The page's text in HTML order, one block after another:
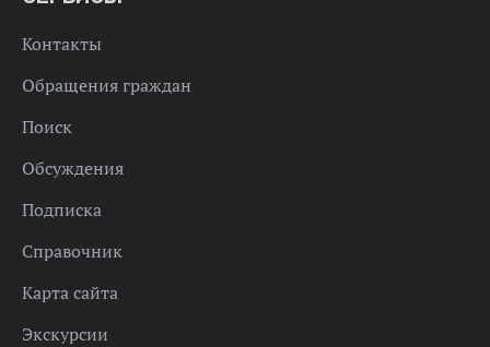
Контакты
Обращения граждан
Поиск
Обсуждения
Подписка
Справочник
Карта сайта
Экскурсии